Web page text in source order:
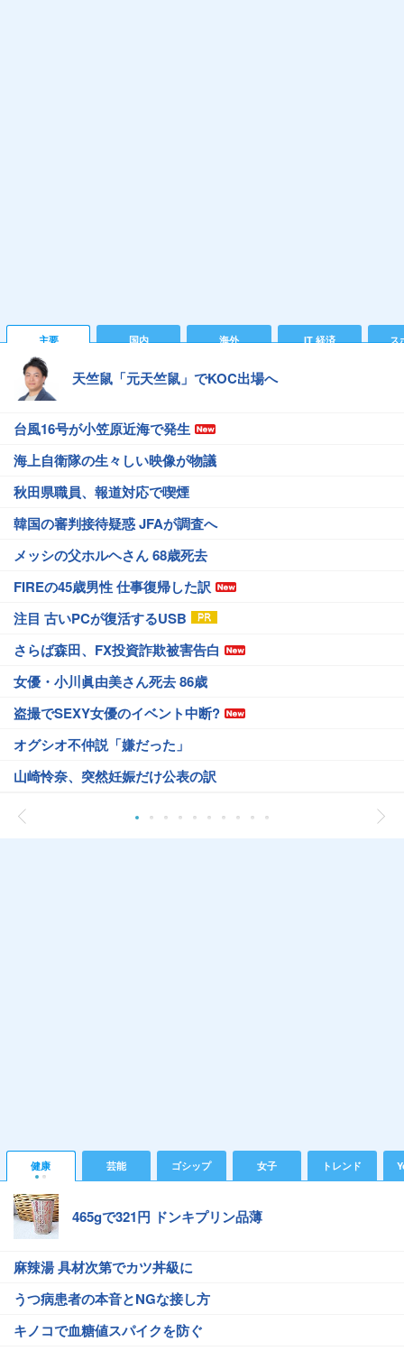
主要 国内 海外 IT 経済 ス
天竺鼠「元天竺鼠」でKOC出場へ
台風16号が小笠原近海で発生
海上自衛隊の生々しい映像が物議
秋田県職員、報道対応で喫煙
韓国の審判接待疑惑 JFAが調査へ
メッシの父ホルヘさん 68歳死去
FIREの45歳男性 仕事復帰した訳
注目 古いPCが復活するUSB
さらば森田、FX投資詐欺被害告白
女優・小川眞由美さん死去 86歳
盗撮でSEXY女優のイベント中断?
オグシオ不仲説「嫌だった」
山崎怜奈、突然妊娠だけ公表の訳
健康 芸能 ゴシップ 女子 トレンド
465gで321円 ドンキプリン品薄
麻辣湯 具材次第でカツ丼級に
うつ病患者の本音とNGな接し方
キノコで血糖値スパイクを防ぐ